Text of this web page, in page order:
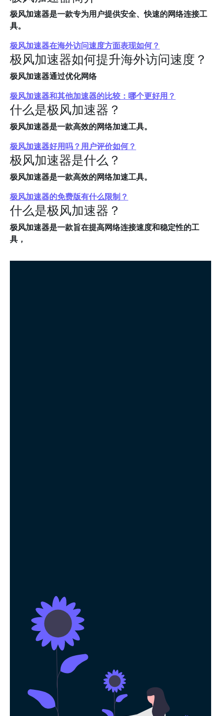
极风加速器是一款专为用户提供安全、快速的网络连接工
具。
极风加速器在海外访问速度方面表现如何？
极风加速器如何提升海外访问速度？
极风加速器通过优化网络
极风加速器和其他加速器的比较：哪个更好用？
什么是极风加速器？
极风加速器是一款高效的网络加速工具。
极风加速器好用吗？用户评价如何？
极风加速器是什么？
极风加速器是一款高效的网络加速工具。
极风加速器的免费版有什么限制？
什么是极风加速器？
极风加速器是一款旨在提高网络连接速度和稳定性的工
具，